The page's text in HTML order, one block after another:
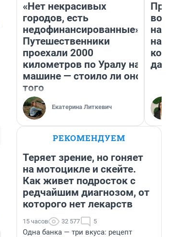
«Нет некрасивых
городов, есть
недофинансированные».
Путешественники
проехали 2000
километров по Уралу на
машине — стоило ли оно
того
Екатерина Литкевич
нам
даже
РЕКОМЕНДУЕМ
Теряет зрение, но гоняет
на мотоцикле и скейте.
Как живет подросток с
редчайшим диагнозом, от
которого нет лекарств
15 часов 32 577 5
Одна банка — три вкуса: рецепт